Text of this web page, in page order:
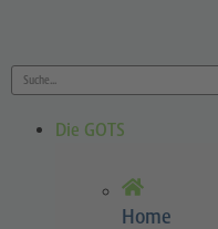
Die GOTS
Home